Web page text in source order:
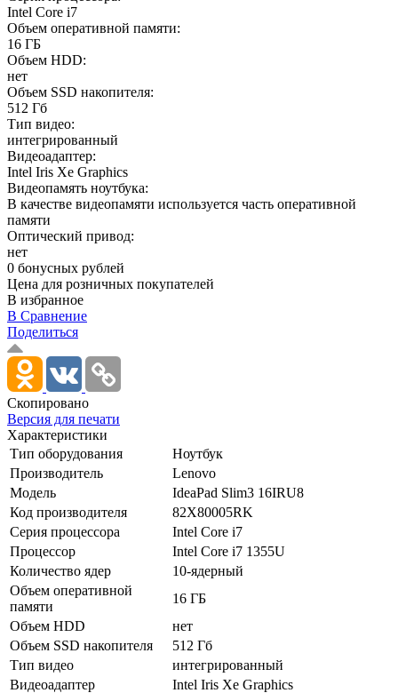
Intel Core i7
Объем оперативной памяти:
16 ГБ
Объем HDD:
нет
Объем SSD накопителя:
512 Гб
Тип видео:
интегрированный
Видеоадаптер:
Intel Iris Xe Graphics
Видеопамять ноутбука:
В качестве видеопамяти используется часть оперативной
памяти
Оптический привод:
нет
0 бонусных рублей
Цена для розничных покупателей
В избранное
В Сравнение
Поделиться
Скопировано
Версия для печати
Характеристики
Тип оборудования
Ноутбук
Производитель
Lenovo
Модель
IdeaPad Slim3 16IRU8
Код производителя
82X80005RK
Серия процессора
Intel Core i7
Процессор
Intel Core i7 1355U
Количество ядер
10-ядерный
Объем оперативной
памяти
16 ГБ
Объем HDD
нет
Объем SSD накопителя
512 Гб
Тип видео
интегрированный
Видеоадаптер
Intel Iris Xe Graphics